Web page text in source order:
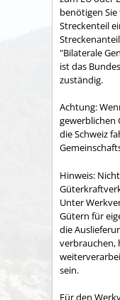
benötigen
Streckenteil
"Bilaterale
ist das
zuständig.
Achtung:
gewerblichen
die Schweiz
Hinweis:
Unter
Gütern für
die
verbrauchen,
sein.
Für den